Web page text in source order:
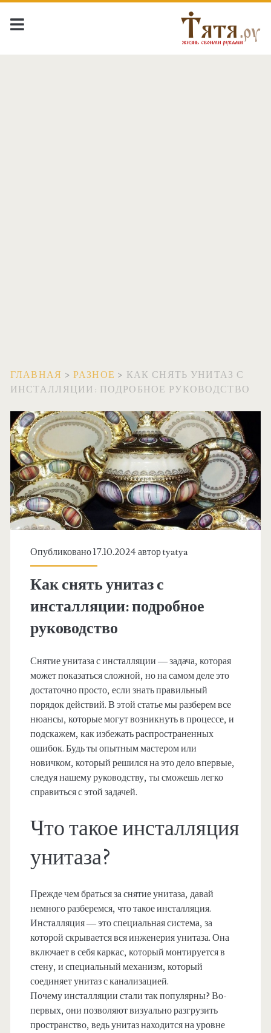
ГЛАВНАЯ >РАЗНОЕ > КАК СНЯТЬ УНИТАЗ С
ИНСТАЛЛЯЦИИ: ПОДРОБНОЕ РУКОВОДСТВО
Опубликовано 17.10.2024 авторtyatya
Как снять унитаз с
инсталляции: подробное
руководство
Снятие унитаза с инсталляции — задача, которая
может показаться сложной, но на самом деле это
достаточно просто, если знать правильный
порядок действий. В этой статье мы разберем все
нюансы, которые могут возникнуть в процессе, и
подскажем, как избежать распространенных
ошибок. Будь ты опытным мастером или
новичком, который решился на это дело впервые,
следуя нашему руководству, ты сможешь легко
справиться с этой задачей.
Что такое инсталляция
унитаза?
Прежде чем браться за снятие унитаза, давай
немного разберемся, что такое инсталляция.
Инсталляция — это специальная система, за
которой скрывается вся инженерия унитаза. Она
включает в себя каркас, который монтируется в
стену, и специальный механизм, который
соединяет унитаз с канализацией.
Почему инсталляции стали так популярны? Во-
первых, они позволяют визуально разгрузить
пространство, ведь унитаз находится на уровне